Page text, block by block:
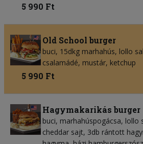
5 990 Ft
Old School burger
buci, 15dkg marhahús, lollo
csalamádé, mustár, ketchup
5 990 Ft
Hagymakarikás burger
buci, marhahúspogácsa, lollo
cheddar sajt, 3db rántott